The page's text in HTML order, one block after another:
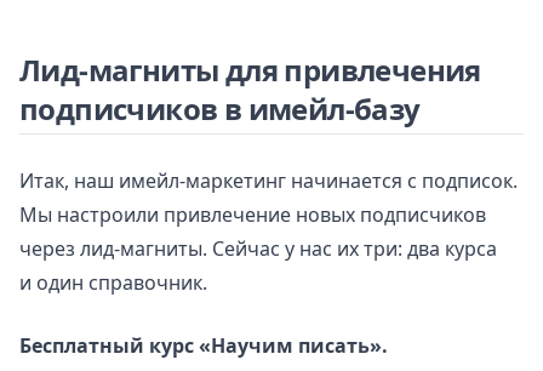
Лид-магниты для привлечения
подписчиков в имейл-базу
Итак, наш имейл-маркетинг начинается с подписок.
Мы настроили привлечение новых подписчиков
через лид-магниты. Сейчас у нас их три: два курса
и один справочник.
Бесплатный курс «Научим писать».